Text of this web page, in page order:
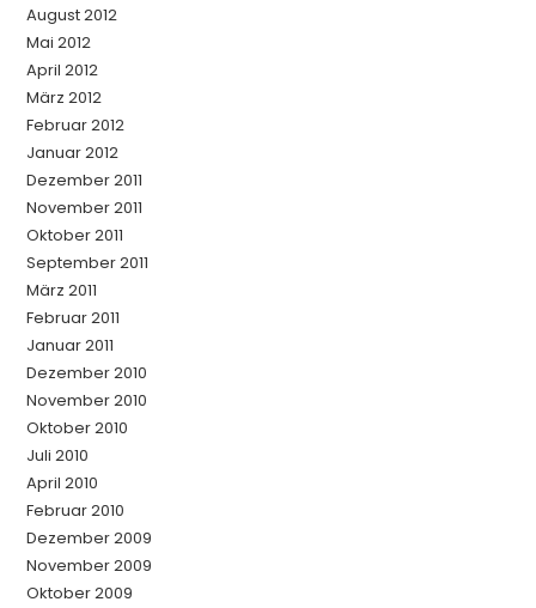
August 2012
Mai 2012
April 2012
März 2012
Februar 2012
Januar 2012
Dezember 2011
November 2011
Oktober 2011
September 2011
März 2011
Februar 2011
Januar 2011
Dezember 2010
November 2010
Oktober 2010
Juli 2010
April 2010
Februar 2010
Dezember 2009
November 2009
Oktober 2009